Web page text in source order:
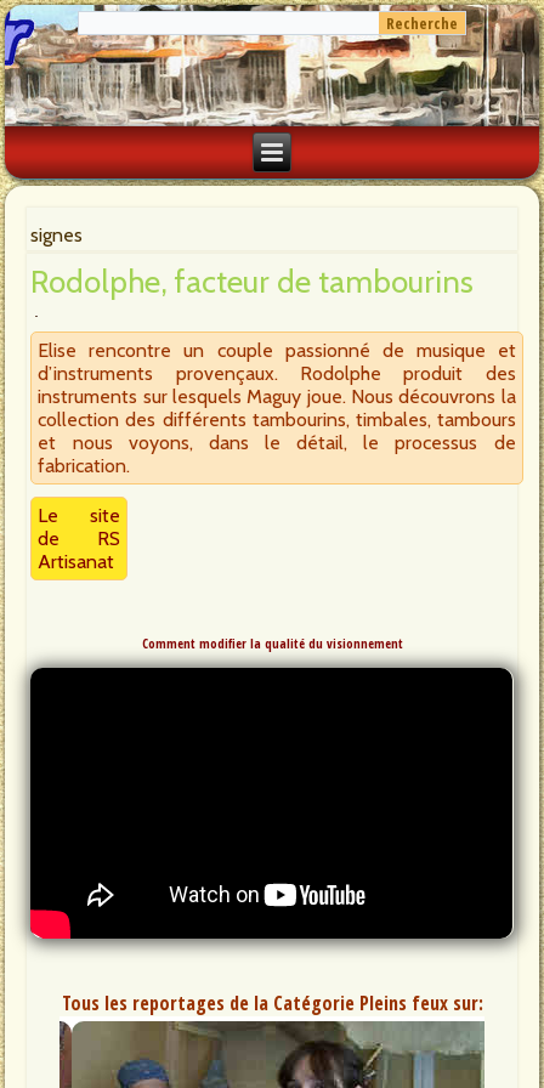
signes
Rodolphe, facteur de tambourins
Elise rencontre un couple passionné de musique et
d’instruments provençaux. Rodolphe produit des
instruments sur lesquels Maguy joue. Nous découvrons la
collection des différents tambourins, timbales, tambours
et nous voyons, dans le détail, le processus de
fabrication.
Le site
de RS
Artisanat
Comment modifier la qualité du visionnement
Tous les reportages de la Catégorie Pleins feux sur: